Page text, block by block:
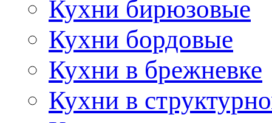
Кухни бирюзовые
Кухни бордовые
Кухни в брежневке
Кухни в